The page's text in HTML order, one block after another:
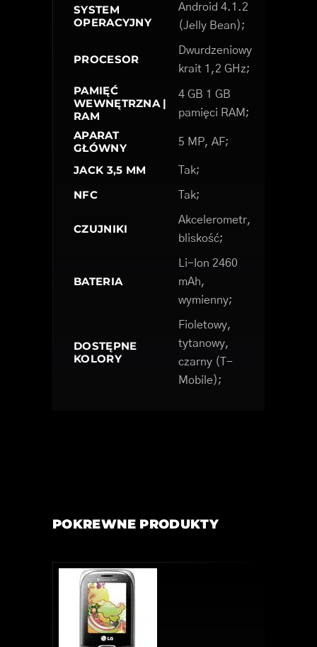
SYSTEM
OPERACYJNY
Android 4.1.2
(Jelly Bean);
PROCESOR
Dwurdzeniowy
krait 1,2 GHz;
PAMIĘĆ
WEWNĘTRZNA |
RAM
4 GB 1 GB
pamięci RAM;
APARAT
GŁÓWNY
5 MP, AF;
JACK 3,5 MM Tak;
NFC Tak;
CZUJNIKI
Akcelerometr,
bliskość;
BATERIA
Li-Ion 2460
mAh,
wymienny;
DOSTĘPNE
KOLORY
Fioletowy,
tytanowy,
czarny (T-
Mobile);
POKREWNE PRODUKTY